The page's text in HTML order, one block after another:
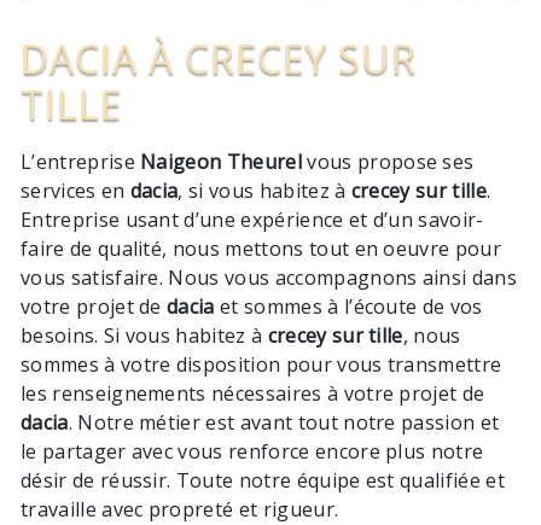
DACIA À CRECEY SUR
TILLE
L’entreprise Naigeon Theurelvous propose ses
services en dacia, si vous habitez à crecey sur tille.
Entreprise usant d’une expérience et d’un savoir-
faire de qualité, nous mettons tout en oeuvre pour
vous satisfaire. Nous vous accompagnons ainsi dans
votre projet dedacia et sommes à l’écoute de vos
besoins. Si vous habitez à crecey sur tille, nous
sommes à votre disposition pour vous transmettre
les renseignements nécessaires à votre projet de
dacia. Notre métier est avant tout notre passion et
le partager avec vous renforce encore plus notre
désir de réussir. Toute notre équipe est qualifiée et
travaille avec propreté et rigueur.